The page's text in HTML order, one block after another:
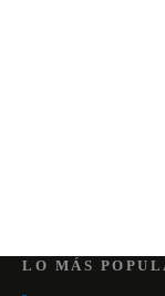
LO MÁS